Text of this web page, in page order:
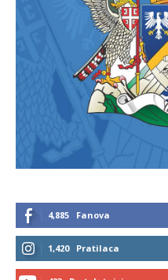
4,885 Fanova
1,420 Pratilaca